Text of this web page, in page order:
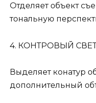
Отделяет объект
тональную
4. КОНТРОВЫЙ
Выделяет конaтур
дополнительный